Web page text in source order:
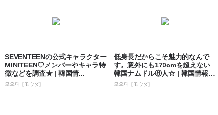
SEVENTEENの公式キャラクター
MINITEEN♡メンバーやキャラ特
徴などを調査★ | 韓国情...
모으다［モウダ］
低身長だからこそ魅力的なんで
す。意外にも170cmを超えない
韓国ナムドル⑧人☆ | 韓国情報サ
イト...
모으다［モウダ］